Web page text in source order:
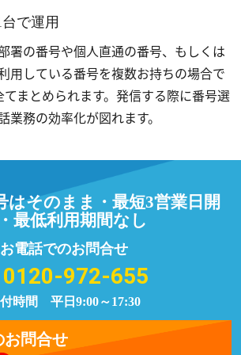
で運用
署の番号や個人直通の番号、もしくは
用している番号を複数お持ちの場合で
まとめられます。発信する際に番号選
業務の効率化が図れます。
はそのまま・最短3営業日開
最低利用期間なし
お電話でのお問合せ
0120-972-655
時間 平日9:00～17:30
問合せ